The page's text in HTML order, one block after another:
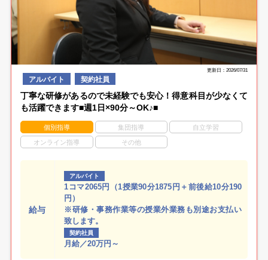
更新日：2026/07/31
アルバイト 契約社員
丁寧な研修があるので未経験でも安心！得意科目が少なくて
も活躍できます■週1日×90分～OK♪■
個別指導 集団指導 自立学習
オンライン指導 その他
給与
アルバイト
1コマ2065円（1授業90分1875円＋前後給10分190
円）
※研修・事務作業等の授業外業務も別途お支払い
致します。
契約社員
月給／20万円～